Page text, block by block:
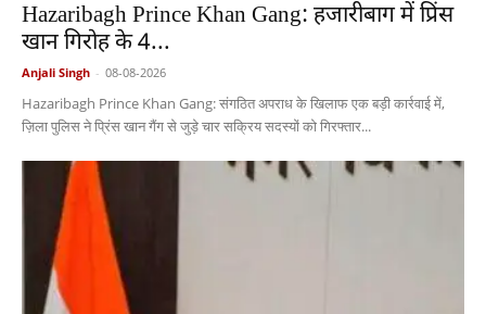
Hazaribagh Prince Khan Gang: हजारीबाग में प्रिंस
खान गिरोह के 4...
Anjali Singh - 08-08-2026
Hazaribagh Prince Khan Gang: संगठित अपराध के खिलाफ एक बड़ी कार्रवाई में,
ज़िला पुलिस ने प्रिंस खान गैंग से जुड़े चार सक्रिय सदस्यों को गिरफ्तार...